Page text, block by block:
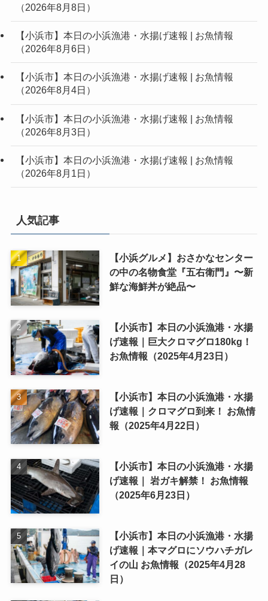
（2026年8月8日）
【小浜市】本日の小浜漁港・水揚げ速報 | お魚情報
（2026年8月6日）
【小浜市】本日の小浜漁港・水揚げ速報 | お魚情報
（2026年8月4日）
【小浜市】本日の小浜漁港・水揚げ速報 | お魚情報
（2026年8月3日）
【小浜市】本日の小浜漁港・水揚げ速報 | お魚情報
（2026年8月1日）
人気記事
【小浜グルメ】おさかなセンター
の中の名物食堂『五右衛門』〜新
鮮な海鮮丼が絶品〜
【小浜市】本日の小浜漁港・水揚
げ速報｜巨大クロマグロ180kg！
お魚情報（2025年4月23日）
【小浜市】本日の小浜漁港・水揚
げ速報｜クロマグロ到来！ お魚情
報（2025年4月22日）
【小浜市】本日の小浜漁港・水揚
げ速報｜ 岩ガキ解禁！ お魚情報
（2025年6月23日）
【小浜市】本日の小浜漁港・水揚
げ速報｜本マグロにソウハチガレ
イの山 お魚情報（2025年4月28
日）